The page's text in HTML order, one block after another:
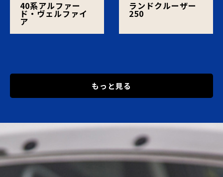
40系アルファー
ド・ヴェルファイ
ア
ランドクルーザー
250
もっと見る